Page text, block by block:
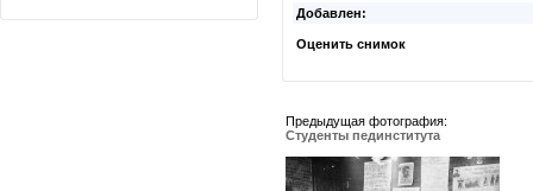
Добавлен:
Оценить снимок
Предыдущая фотография:
Студенты пединститута